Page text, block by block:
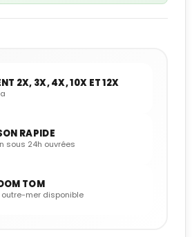
2X, 3X, 4X, 10X ET 12X
RAPIDE
sous 24h ouvrées
TOM
outre-mer disponible